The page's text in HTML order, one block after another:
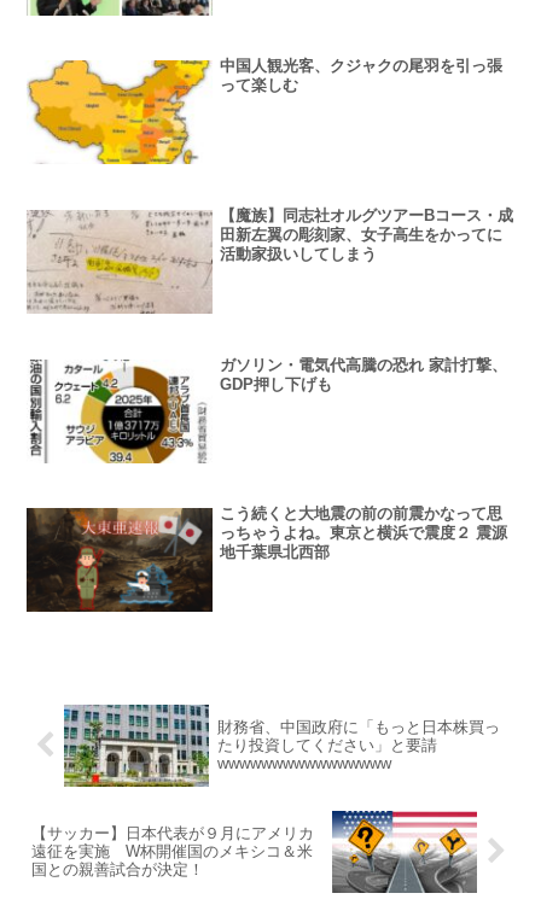
中国人観光客、クジャクの尾羽を引っ張
って楽しむ
【魔族】同志社オルグツアーBコース・成
田新左翼の彫刻家、女子高生をかってに
活動家扱いしてしまう
ガソリン・電気代高騰の恐れ 家計打撃、
GDP押し下げも
こう続くと大地震の前の前震かなって思
っちゃうよね。東京と横浜で震度２ 震源
地千葉県北西部
財務省、中国政府に「もっと日本株買っ
たり投資してください」と要請
wwwwwwwwwwwwwwww
【サッカー】日本代表が９月にアメリカ
遠征を実施 W杯開催国のメキシコ＆米
国との親善試合が決定！